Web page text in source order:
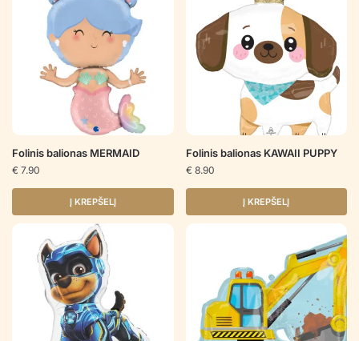
Folinis balionas MERMAID
€ 7.90
Į KREPŠELĮ
Folinis balionas KAWAII PUPPY
€ 8.90
Į KREPŠELĮ